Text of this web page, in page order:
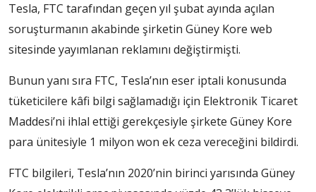
Tesla, FTC tarafından geçen yıl şubat ayında açılan
soruşturmanın akabinde şirketin Güney Kore web
sitesinde yayımlanan reklamını değiştirmişti.
Bunun yanı sıra FTC, Tesla’nın eser iptali konusunda
tüketicilere kâfi bilgi sağlamadığı için Elektronik Ticaret
Maddesi’ni ihlal ettiği gerekçesiyle şirkete Güney Kore
para ünitesiyle 1 milyon won ek ceza vereceğini bildirdi.
FTC bilgileri, Tesla’nın 2020’nin birinci yarısında Güney